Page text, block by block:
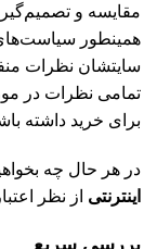
مقایسه و
همینطور
سایتشان نظرات
تمامی نظرات در
برای خرید داشته
در هر حال چه
اینترنتی از نظر
بررسی سریع